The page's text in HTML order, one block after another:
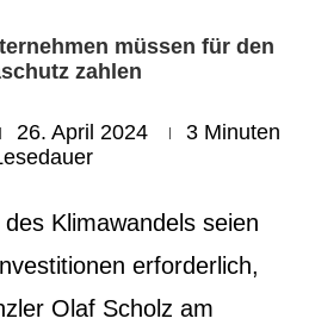
müssen für den
zahlen
26. April 2024
3 Minuten
Klimawandels seien
erforderlich,
Olaf Scholz am